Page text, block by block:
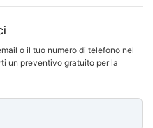
o il tuo numero di telefono nel
un preventivo gratuito per la